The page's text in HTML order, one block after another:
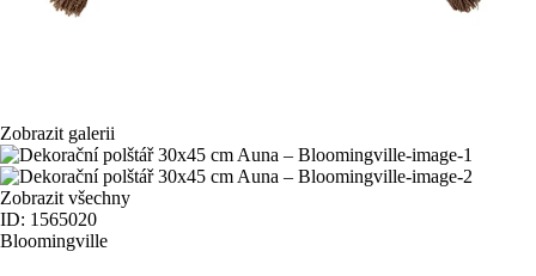
Zobrazit galerii
Zobrazit všechny
ID: 1565020
Bloomingville